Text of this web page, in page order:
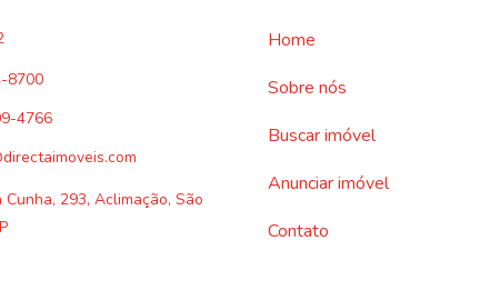
8700
4766
Cunha, 293, Aclimação, São
Home
Sobre nós
Buscar imóvel
Anunciar imóvel
Contato